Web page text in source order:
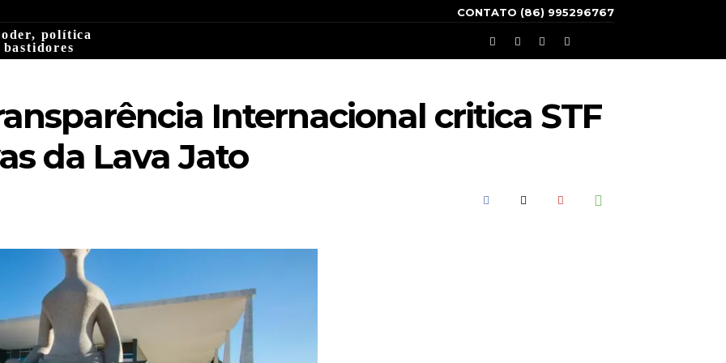
CONTATO (86) 995296767
política
bastidores
Internacional critica STF
da Lava Jato